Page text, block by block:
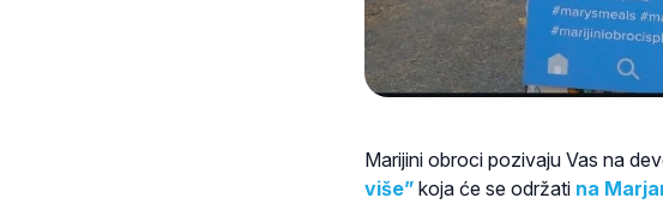
Marijini obroci pozivaju Vas na
više” koja će se održati na